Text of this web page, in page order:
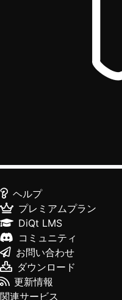
ヘルプ
プレミアムプラン
DiQt LMS
コミュニティ
お問い合わせ
ダウンロード
更新情報
関連サービス